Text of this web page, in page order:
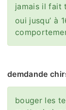
jamais il fait
oui jusqu’ à
demdande
bouger les